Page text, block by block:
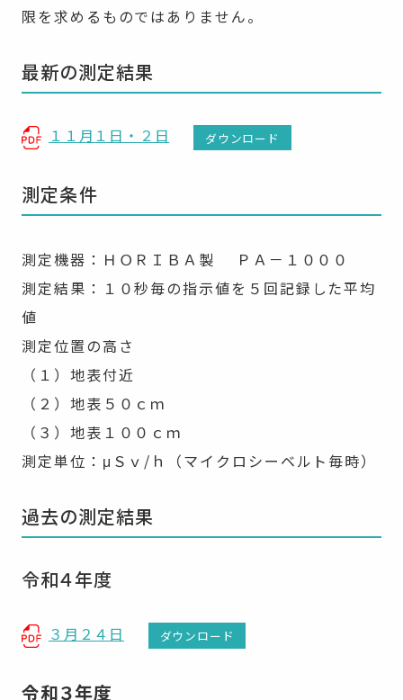
限を求めるものではありません。
最新の測定結果
１１月１日・２日 ダウンロード
測定条件
測定機器：ＨＯＲＩＢＡ製 ＰＡ－１０００
測定結果：１０秒毎の指示値を５回記録した平均
値
測定位置の高さ
（１）地表付近
（２）地表５０ｃｍ
（３）地表１００ｃｍ
測定単位：μＳｖ/ｈ（マイクロシーベルト毎時）
過去の測定結果
令和４年度
３月２４日 ダウンロード
令和３年度